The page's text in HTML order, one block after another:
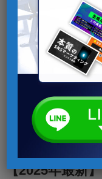
【2025年最新